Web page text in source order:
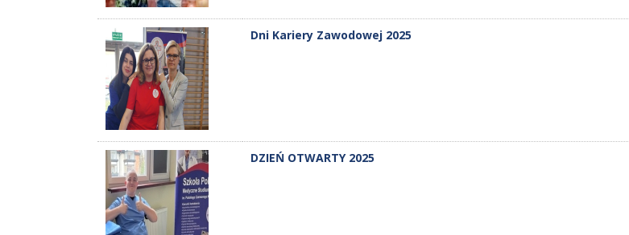
Dni Kariery Zawodowej 2025
DZIEŃ OTWARTY 2025